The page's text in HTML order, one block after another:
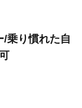
/乗り慣れた自